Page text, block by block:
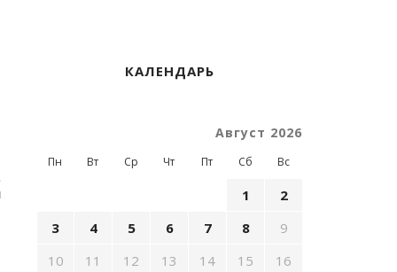
КАЛЕНДАРЬ
Август 2026
Пн Вт Ср Чт Пт Сб Вс
1
2
3
4 5 6 7 8
9
10
11 12 13 14 15
16